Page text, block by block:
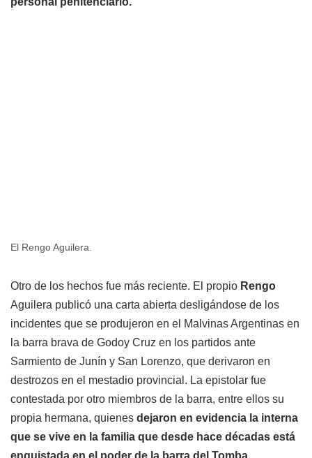
El Rengo Aguilera.
Otro de los hechos fue más reciente. El propio Rengo
Aguilera publicó una carta abierta desligándose de los
incidentes que se produjeron en el Malvinas Argentinas en
la barra brava de Godoy Cruz en los partidos ante
Sarmiento de Junín y San Lorenzo, que derivaron en
destrozos en el mestadio provincial. La epistolar fue
contestada por otro miembros de la barra, entre ellos su
propia hermana, quienes dejaron en evidencia la interna
que se vive en la familia que desde hace décadas está
enquistada en el poder de la barra del Tomba.